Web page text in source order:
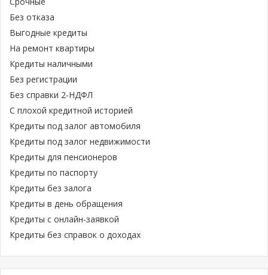
Без отказа
Выгодные кредиты
На ремонт квартиры
Кредиты наличными
Без регистрации
Без справки 2-НДФЛ
С плохой кредитной историей
Кредиты под залог автомобиля
Кредиты под залог недвижимости
Кредиты для пенсионеров
Кредиты по паспорту
Кредиты без залога
Кредиты в день обращения
Кредиты с онлайн-заявкой
Кредиты без справок о доходах